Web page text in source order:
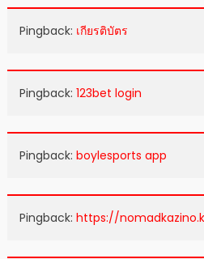
Pingback: เกียรติบัตร
Pingback: 123bet login
Pingback: boylesports app
Pingback: https://